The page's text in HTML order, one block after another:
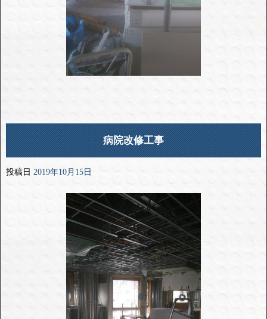
病院改修工事
投稿日 2019年10月15日